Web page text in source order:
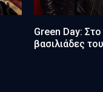
Green Day:
βασιλιάδες